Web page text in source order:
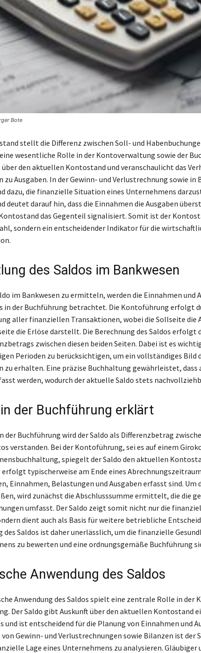
Bote
stellt die Differenz zwischen Soll- und
wesentliche Rolle in der Kontoverwaltung sowie der
den aktuellen Kontostand und veranschaulicht das
zu Ausgaben. In der Gewinn- und Verlustrechnung sowie in
dazu, die finanzielle Situation eines Unternehmens
deutet darauf hin, dass die Einnahmen die Ausgaben
das Gegenteil signalisiert. Somit ist der
sondern ein entscheidender Indikator für die
des Saldos im Bankwesen
im Bankwesen zu ermitteln, werden die Einnahmen und
in der Buchführung betrachtet. Die Kontoführung erfolgt
aller finanziellen Transaktionen, wobei die Sollseite die
die Erlöse darstellt. Die Berechnung des Saldos
zwischen diesen beiden Seiten. Dabei ist es
Perioden zu berücksichtigen, um ein vollständiges Bild
zu erhalten. Eine präzise Buchhaltung gewährleistet, dass
werden, wodurch der aktuelle Saldo stets
der Buchführung erklärt
der Buchführung wird der Saldo als Differenzbetrag
verstanden. Bei der Kontoführung, sei es auf einem
spiegelt der Saldo den aktuellen
erfolgt typischerweise am Ende eines
Einnahmen, Belastungen und Ausgaben erfasst sind. Um
wird zunächst die Abschlusssumme ermittelt, die die
umfasst. Der Saldo zeigt somit nicht nur die
dient auch als Basis für weitere betriebliche
Saldos ist daher unerlässlich, um die finanzielle
zu bewerten und eine ordnungsgemäße Buchführung
Anwendung des Saldos
Anwendung des Saldos spielt eine zentrale Rolle in der
Der Saldo gibt Auskunft über den aktuellen Kontostand
und ist entscheidend für die Planung von Einnahmen und
Gewinn- und Verlustrechnungen sowie Bilanzen ist der
Lage eines Unternehmens zu analysieren. Gläubiger